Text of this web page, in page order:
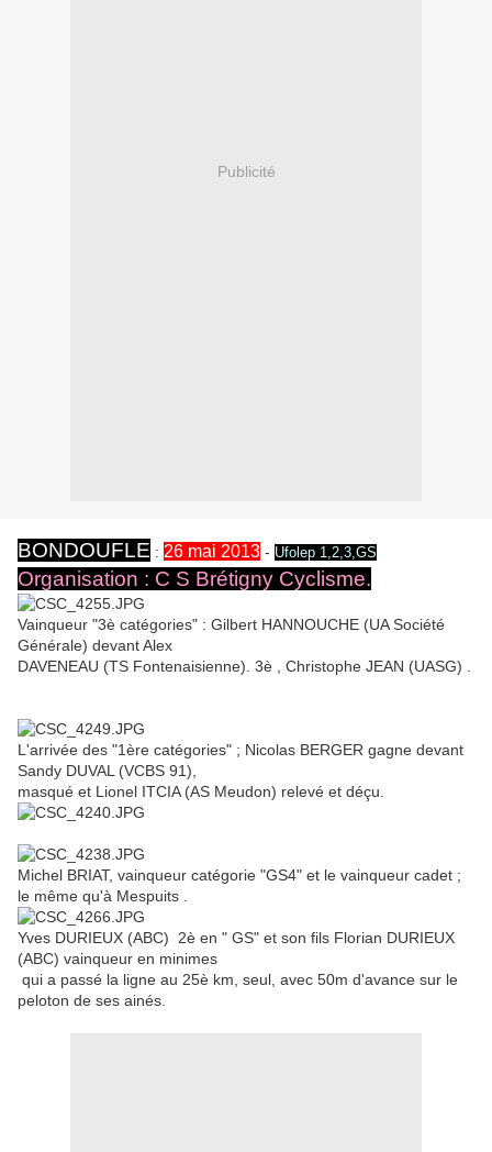
Publicité
BONDOUFLE : 26 mai 2013 - Ufolep 1,2,3,GS
Organisation : C S Brétigny Cyclisme.
Vainqueur "3è catégories" : Gilbert HANNOUCHE (UA Société
Générale) devant Alex
DAVENEAU (TS Fontenaisienne). 3è , Christophe JEAN (UASG) .
L'arrivée des "1ère catégories" ; Nicolas BERGER gagne devant
Sandy DUVAL (VCBS 91),
masqué et Lionel ITCIA (AS Meudon) relevé et déçu.
Michel BRIAT, vainqueur catégorie "GS4" et le vainqueur cadet ;
le même qu'à Mespuits .
Yves DURIEUX (ABC) 2è en " GS" et son fils Florian DURIEUX
(ABC) vainqueur en minimes
qui a passé la ligne au 25è km, seul, avec 50m d'avance sur le
peloton de ses ainés.